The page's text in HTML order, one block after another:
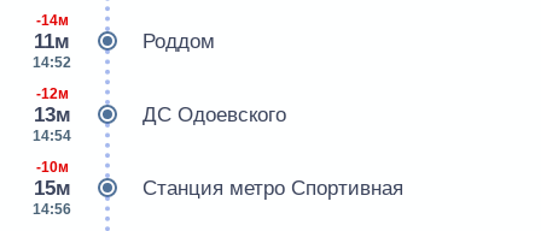
-14м
11м
14:52
Роддом
-12м
13м
14:54
ДС Одоевского
-10м
15м
14:56
Станция метро Спортивная